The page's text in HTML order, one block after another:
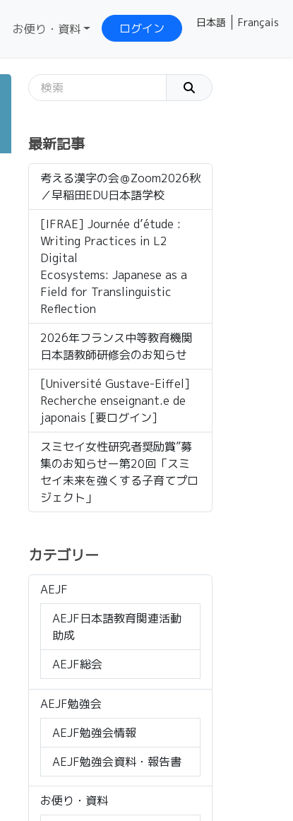
お便り・資料 ログイン Français
日本語
最新記事
考える漢字の会＠Zoom2026秋
／早稲田EDU日本語学校
[IFRAE] Journée d’étude :
Writing Practices in L2
Digital
Ecosystems: Japanese as a
Field for Translinguistic
Reflection
2026年フランス中等教育機関
日本語教師研修会のお知らせ
[Université Gustave-Eiffel]
Recherche enseignant.e de
japonais [要ログイン]
スミセイ女性研究者奨励賞”募
集のお知らせー第20回「スミ
セイ未来を強くする子育てプロ
ジェクト」
カテゴリー
AEJF
AEJF日本語教育関連活動
助成
AEJF総会
AEJF勉強会
AEJF勉強会情報
AEJF勉強会資料・報告書
お便り・資料